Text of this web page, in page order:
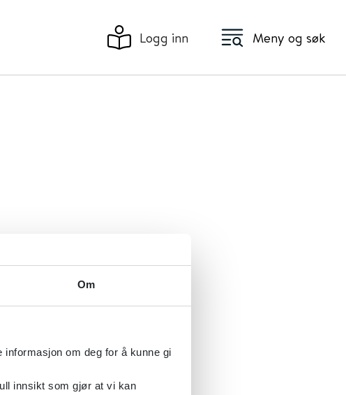
Om
om deg for å kunne gi
innsikt som gjør at vi kan
Logg inn Meny og søk